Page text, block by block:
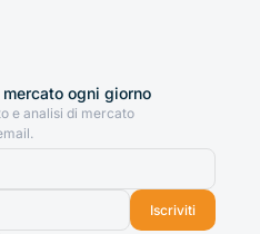
ogni giorno
e analisi di mercato
Iscriviti